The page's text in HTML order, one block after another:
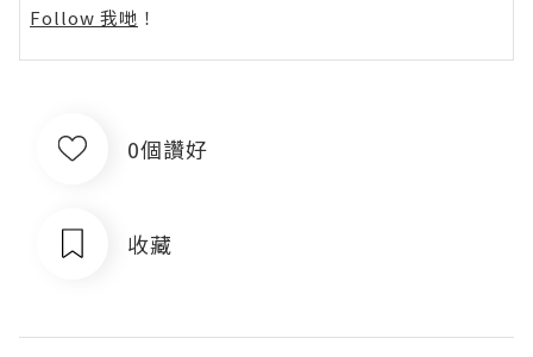
Follow 我哋 ！
0個讚好
收藏